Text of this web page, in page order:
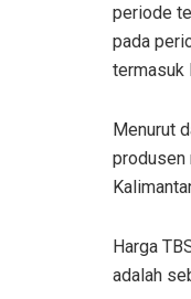
periode
pada
termasuk
Menurut
produsen
Harga
adalah